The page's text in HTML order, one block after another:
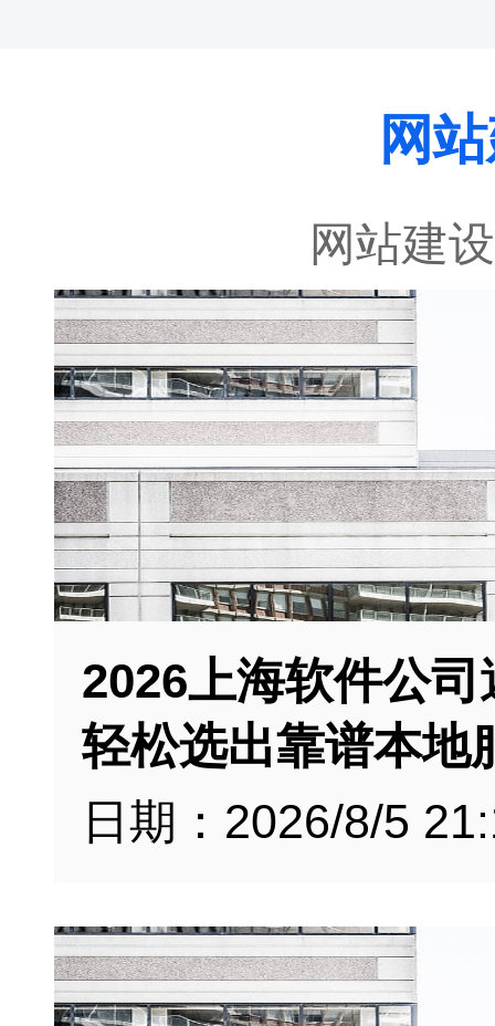
网
网站建
2026上海软件公
轻松选出靠谱本地
日期：2026/8/5